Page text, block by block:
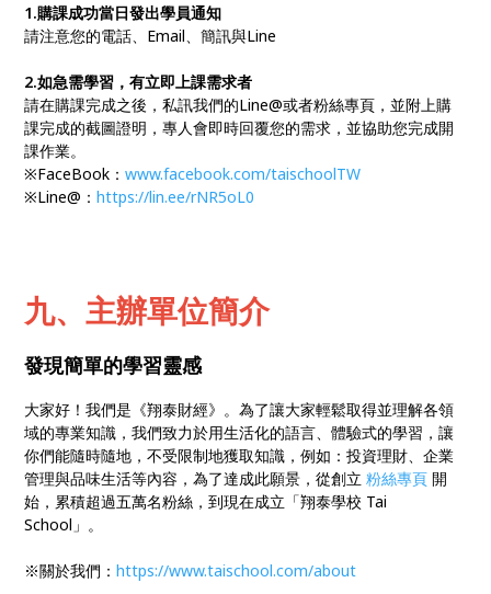
1.購課成功當日發出學員通知
請注意您的電話、Email、簡訊與Line
2.如急需學習，有立即上課需求者
請在購課完成之後，私訊我們的Line@或者粉絲專頁，並附上購
課完成的截圖證明，專人會即時回覆您的需求，並協助您完成開
課作業。
※FaceBook：www.facebook.com/taischoolTW
※Line@：https://lin.ee/rNR5oL0
九、主辦單位簡介
發現簡單的學習靈感
大家好！我們是《翔泰財經》。為了讓大家輕鬆取得並理解各領
域的專業知識，我們致力於用生活化的語言、體驗式的學習，讓
你們能隨時隨地，不受限制地獲取知識，例如：投資理財、企業
管理與品味生活等內容，為了達成此願景，從創立粉絲專頁 開
始，累積超過五萬名粉絲，到現在成立「翔泰學校 Tai
School」。
※關於我們：https://www.taischool.com/about